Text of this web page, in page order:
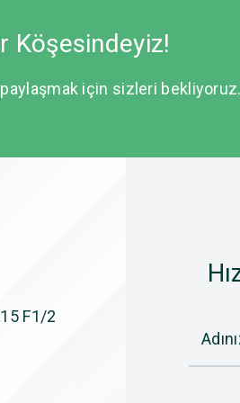
Köşesindeyiz!
için sizleri bekliyoruz.
F1/2